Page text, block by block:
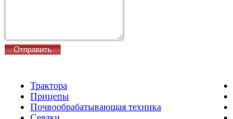
Трактора
Прицепы
Почвообрабатывающая техника